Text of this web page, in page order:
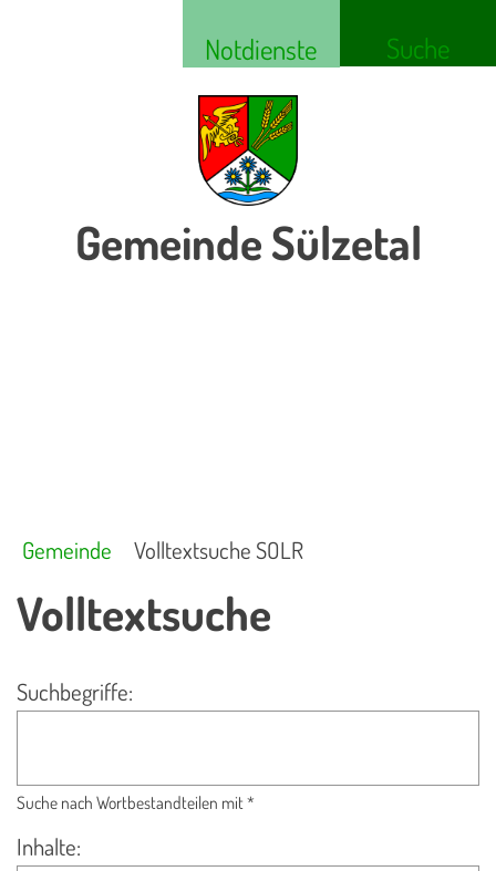
Notdienste Suche
Gemeinde Sülzetal
Gemeinde Volltextsuche SOLR
Volltextsuche
Suchbegriffe:
Suche nach Wortbestandteilen mit *
Inhalte: